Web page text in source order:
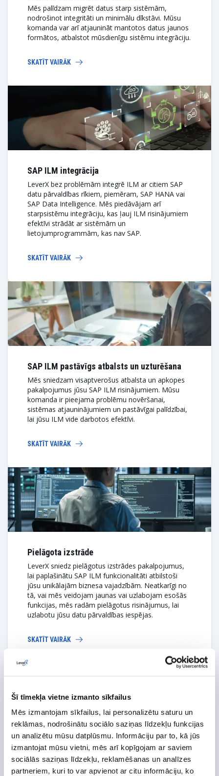
Šī tīmekļa vietne izmanto sīkfailus
Mēs izmantojam sīkfailus, lai personalizētu saturu un
reklāmas, nodrošinātu sociālo saziņas līdzekļu funkcijas
un analizētu mūsu datplūsmu. Informāciju par to, kā jūs
izmantojat mūsu vietni, mēs arī kopīgojam ar saviem
sociālās saziņas līdzekļu, reklamēšanas un analīzes
partneriem, kuri to var apvienot ar citu informāciju, ko
Mēs palīdzam migrēt datus starp sistēmām,
nodrošinot integritāti un minimālu dīkstāvi. Mūsu
komanda var arī atjaunināt mantotos datus jaunos
formātos, atbalstot mūsdienīgu sistēmu integrāciju.
SKATĪT VAIRĀK
SAP ILM integrācija
LeverX bez problēmām integrē ILM ar citiem SAP
datu pārvaldības rīkiem, piemēram, SAP HANA vai
SAP Data Intelligence. Mēs piedāvājam arī
starpsistēmu integrāciju, kas ļauj ILM risinājumiem
efektīvi strādāt ar sistēmām un
lietojumprogrammām, kas nav SAP.
SKATĪT VAIRĀK
SAP ILM pastāvīgs atbalsts un uzturēšana
Mēs sniedzam visaptverošus atbalsta un apkopes
pakalpojumus jūsu SAP ILM risinājumiem. Mūsu
komanda ir pieejama problēmu novēršanai,
sistēmas atjauninājumiem un pastāvīgai palīdzībai,
lai jūsu ILM vide darbotos efektīvi.
SKATĪT VAIRĀK
Pielāgota izstrāde
LeverX sniedz pielāgotus izstrādes pakalpojumus,
lai paplašinātu SAP ILM funkcionalitāti atbilstoši
jūsu unikālajām biznesa vajadzībām. Neatkarīgi no
tā, vai mēs veidojam jaunas vai uzlabojam esošās
funkcijas, mēs radām pielāgotus risinājumus, lai
uzlabotu jūsu datu pārvaldības iespējas.
SKATĪT VAIRĀK
Vai esat iecerējis konkrētus
mērķus? Mums ir pieredze, lai
palīdzētu jums tos sasniegt!